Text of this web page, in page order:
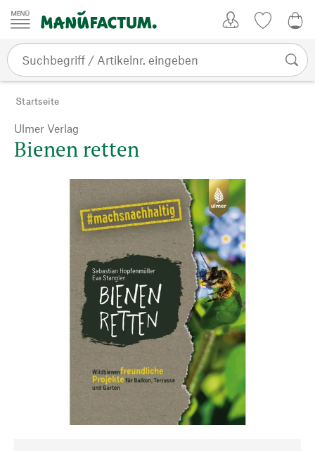
Zum Inhalt springen
Startseite
Ulmer Verlag
Bienen retten